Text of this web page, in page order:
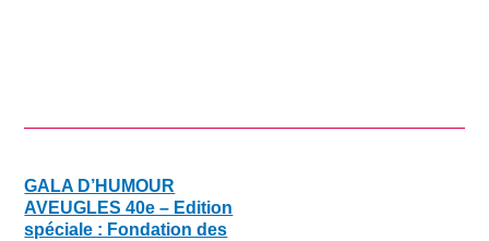
GALA D’HUMOUR
AVEUGLES 40e – Edition
spéciale : Fondation des